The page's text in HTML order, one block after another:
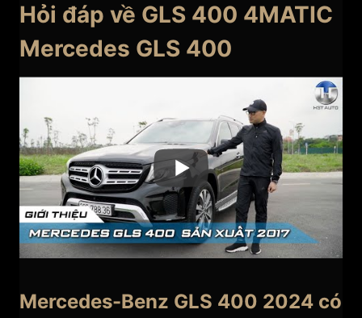
Hỏi đáp về GLS 400 4MATIC
Mercedes GLS 400
Mercedes-Benz GLS 400 2024 có